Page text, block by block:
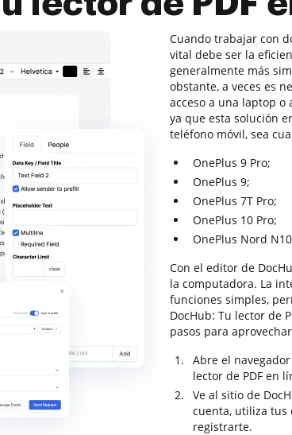
Cuando trabajar con
vital debe ser la
generalmente más
obstante, a veces es
acceso a una laptop o
ya que esta solución
teléfono móvil, sea
OnePlus 9 Pro;
OnePlus 9;
OnePlus 7T Pro;
OnePlus 10 Pro;
OnePlus Nord
Con el editor de
la computadora. La
funciones simples,
DocHub: Tu lector de
pasos para
Abre el
lector de PDF en
Ve al sitio de
cuenta, utiliza tus
registrarte.